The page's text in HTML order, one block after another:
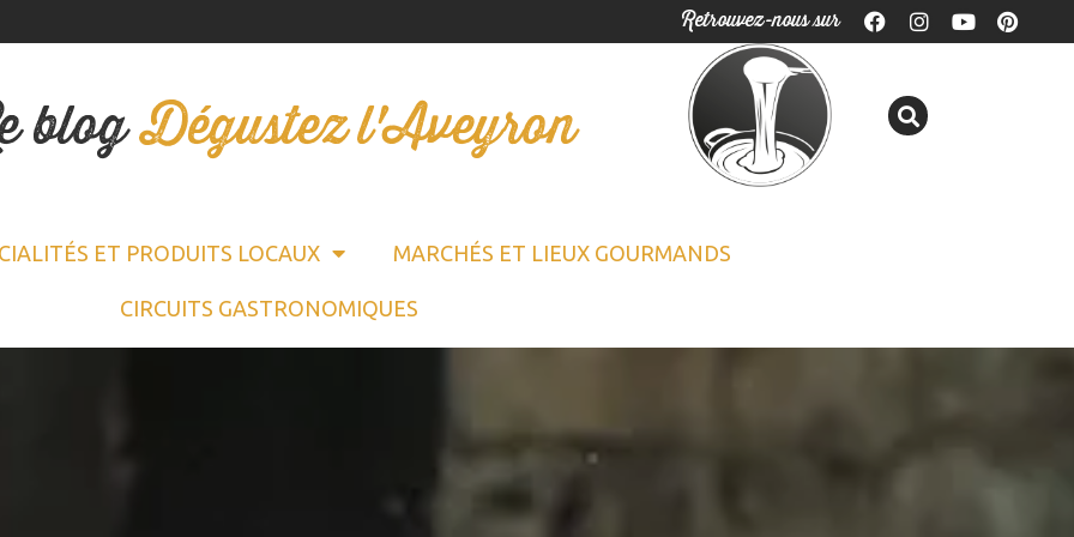
Retrouvez-nous sur
blogDégustez l'Aveyron
ET PRODUITS LOCAUX MARCHÉS ET LIEUX GOURMANDS
CIRCUITS GASTRONOMIQUES